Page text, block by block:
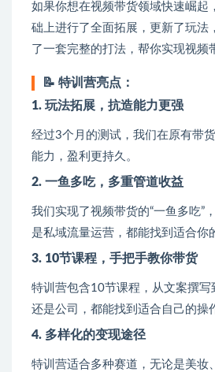
如果你想在视频带货领域快速崛
础上进行了全面拓展，更新了玩法
了一套完整的打法，帮你实现视频
📝 特训营亮点：
1. 玩法拓展，抗造能力更强
经过3个月的测试，我们在原有带
能力，盈利更持久。
2. 一鱼多吃，多重管道收益
我们实现了视频带货的“一鱼多吃”
是私域流量运营，都能找到适合你
3. 10节课程，手把手教你带货
特训营包含10节课程，从文案撰
还是公司，都能找到适合自己的操
4. 多样化的变现途径
特训营适合多种赛道，无论是美妆